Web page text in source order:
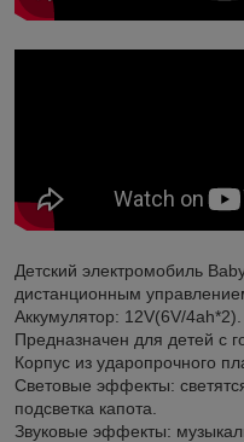
Детский электромобиль
дистанционным
Аккумулятор: 12V(6V/
Предназначен для детей с
Корпус из ударопрочного
Световые эффекты:
подсветка капота.
Звуковые эффекты: